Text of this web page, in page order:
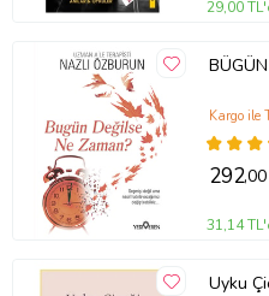
29,00
Kargo ile
292
31,14
Uyku